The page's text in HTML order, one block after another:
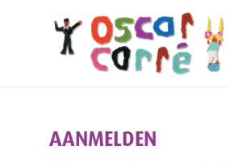
AANMELDEN